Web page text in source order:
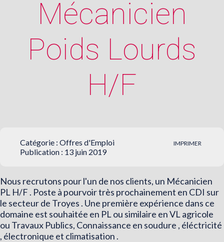
Mécanicien
Poids Lourds
H/F
IMPRIMER
Catégorie : Offres d'Emploi
Publication : 13 juin 2019
Nous recrutons pour l'un de nos clients, un Mécanicien
PL H/F . Poste à pourvoir très prochainement en CDI sur
le secteur de Troyes . Une première expérience dans ce
domaine est souhaitée en PL ou similaire en VL agricole
ou Travaux Publics, Connaissance en soudure , éléctricité
, électronique et climatisation .